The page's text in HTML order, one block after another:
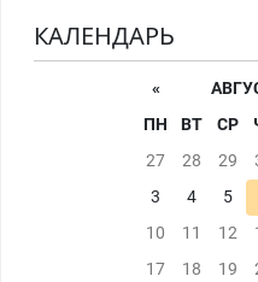
КАЛЕНДАРЬ
«
ПН
ВТ СР
27
28 29
3
4 5
10
11 12
17
18 19